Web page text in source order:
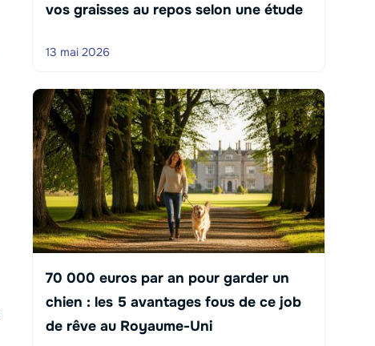
vos graisses au repos selon une étude
13 mai 2026
70 000 euros par an pour garder un
chien : les 5 avantages fous de ce job
de rêve au Royaume-Uni